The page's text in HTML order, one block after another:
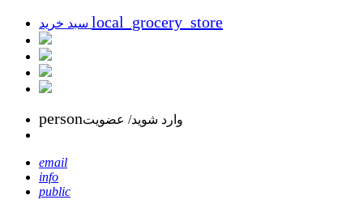
local_grocery_store
personوارد شوید/ عضویت
email
info
public